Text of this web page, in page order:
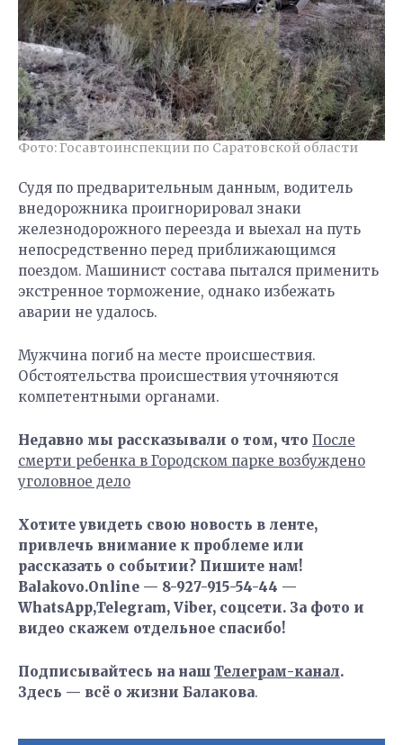
Фото: Госавтоинспекции по Саратовской области
Судя по предварительным данным, водитель
внедорожника проигнорировал знаки
железнодорожного переезда и выехал на путь
непосредственно перед приближающимся
поездом. Машинист состава пытался применить
экстренное торможение, однако избежать
аварии не удалось.
Мужчина погиб на месте происшествия.
Обстоятельства происшествия уточняются
компетентными органами.
Недавно мы рассказывали о том, что После
смерти ребенка в Городском парке возбуждено
уголовное дело
Хотите увидеть свою новость в ленте,
привлечь внимание к проблеме или
рассказать о событии? Пишите нам!
Balakovo.Online — 8-927-915-54-44 —
WhatsApp,Telegram, Viber, соцсети. За фото и
видео скажем отдельное спасибо!
Подписывайтесь на наш Телеграм-канал.
Здесь — всё о жизни Балакова.